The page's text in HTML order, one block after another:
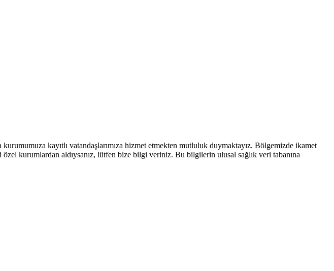
kayıtlı vatandaşlarımıza hizmet etmekten mutluluk duymaktayız. Bölgemizde ikamet
kurumlardan aldıysanız, lütfen bize bilgi veriniz. Bu bilgilerin ulusal sağlık veri tabanına